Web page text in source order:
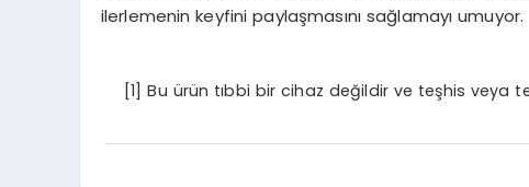
ilerlemenin keyfini paylaşmasını sağlamayı umuyor.
[1] Bu ürün tıbbi bir cihaz değildir ve teşhis veya